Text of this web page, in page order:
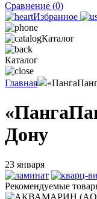
Сравнение (0)
Избранное
Каталог
Каталог
Главная
Дону
23 января
Рекомендуемые